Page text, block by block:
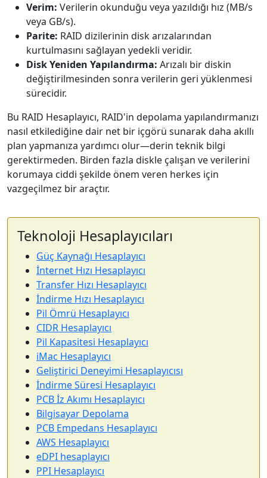
Verim: Verilerin okunduğu veya yazıldığı hız (MB/s
veya GB/s).
Parite: RAID dizilerinin disk arızalarından
kurtulmasını sağlayan yedekli veridir.
Disk Yeniden Yapılandırma: Arızalı bir diskin
değiştirilmesinden sonra verilerin geri yüklenmesi
sürecidir.
Bu RAID Hesaplayıcı, RAID'in depolama yapılandırmanızı
nasıl etkilediğine dair net bir içgörü sunarak daha akıllı
plan yapmanıza yardımcı olur—derin teknik bilgi
gerektirmeden. Birden fazla diskle çalışan ve verilerini
korumaya ciddi şekilde önem veren herkes için
vazgeçilmez bir araçtır.
Teknoloji Hesaplayıcıları
Güç Kaynağı Hesaplayıcı
İnternet Hızı Hesaplayıcı
Transfer Hızı Hesaplayıcı
İndirme Hızı Hesaplayıcı
Pil Ömrü Hesaplayıcı
CIDR Hesaplayıcı
Pil Kapasitesi Hesaplayıcı
iMac Hesaplayıcı
Geliştirici Deneyimi Hesaplayıcısı
İndirme Süresi Hesaplayıcı
PCB İz Akımı Hesaplayıcı
Bilgisayar Depolama
PCB Empedans Hesaplayıcı
AWS Hesaplayıcı
eDPI hesaplayıcı
PPI Hesaplayıcı